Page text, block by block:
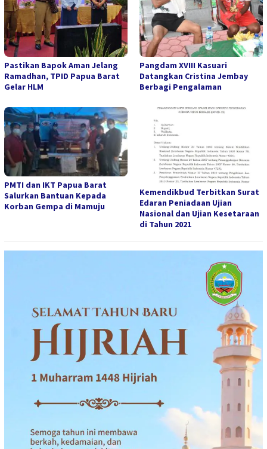
Pastikan Bapok Aman Jelang
Ramadhan, TPID Papua Barat
Gelar HLM
Pangdam XVIII Kasuari
Datangkan Cristina Jembay
Berbagi Pengalaman
PMTI dan IKT Papua Barat
Salurkan Bantuan Kepada
Korban Gempa di Mamuju
Kemendikbud Terbitkan Surat
Edaran Peniadaan Ujian
Nasional dan Ujian Kesetaraan
di Tahun 2021